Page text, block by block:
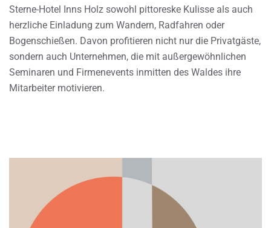
Sterne-Hotel Inns Holz sowohl pittoreske Kulisse als auch
herzliche Einladung zum Wandern, Radfahren oder
Bogenschießen. Davon profitieren nicht nur die Privatgäste,
sondern auch Unternehmen, die mit außergewöhnlichen
Seminaren und Firmenevents inmitten des Waldes ihre
Mitarbeiter motivieren.